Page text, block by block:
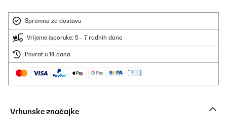
Spremno za dostavu
Vrijeme isporuke: 5 - 7 radnih dana
Povrat u 14 dana
Vrhunske značajke